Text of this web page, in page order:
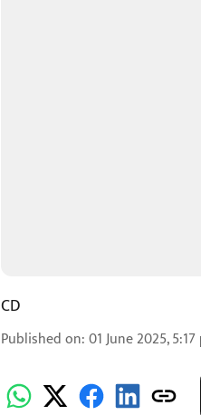
CD
Published on:01 June 2025,